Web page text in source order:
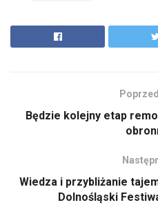
Będzie kolejny etap
Wiedza i przybliżanie
Dolnośląski